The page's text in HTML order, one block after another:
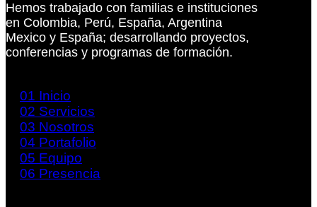
Hemos trabajado con familias e instituciones
en Colombia, Perú, España, Argentina
Mexico y España; desarrollando proyectos,
conferencias y programas de formación.
01 Inicio
02 Servicios
03 Nosotros
04 Portafolio
05 Equipo
06 Presencia